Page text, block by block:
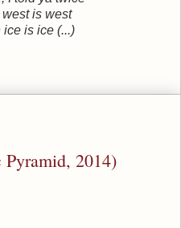
is west
is ice (...)
Pyramid, 2014)